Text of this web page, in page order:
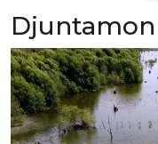
Djuntamon